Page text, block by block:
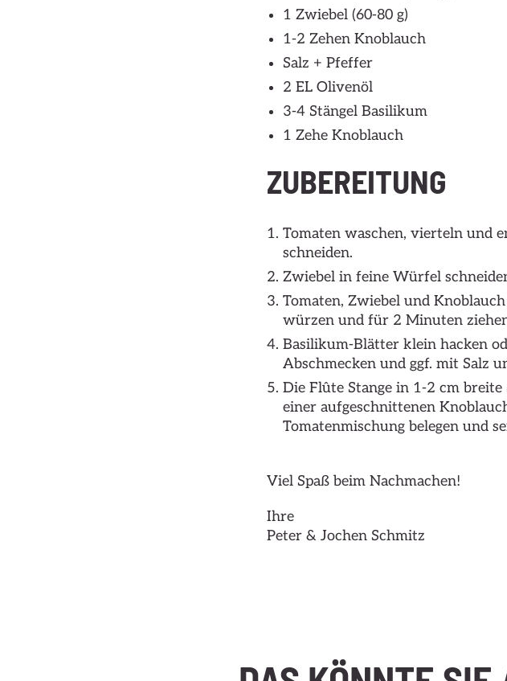
1 Zwiebel (60-80 g)
1-2 Zehen Knoblauch
Salz + Pfeffer
2 EL Olivenöl
3-4 Stängel Basilikum
1 Zehe Knoblauch
ZUBEREITUNG
Tomaten waschen, vierteln und
schneiden.
Zwiebel in feine Würfel
Tomaten, Zwiebel und
würzen und für 2 Minuten
Basilikum-Blätter klein hacken
Abschmecken und ggf. mit Salz
Die Flûte Stange in 1-2 cm
einer aufgeschnittenen
Tomatenmischung belegen und
Viel Spaß beim Nachmachen!
Ihre
Peter & Jochen Schmitz